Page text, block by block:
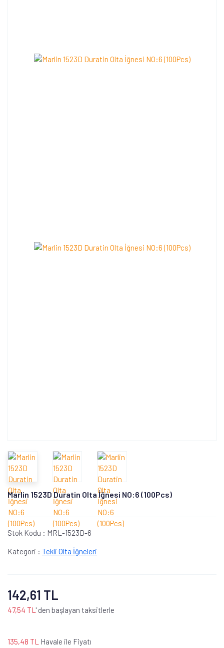
Marlin 1523D Duratin Olta İğnesi NO:6 (100Pcs)
Stok Kodu : MRL-1523D-6
Kategori : Tekli Olta İğneleri
142,61 TL
47,54 TL ' den başlayan taksitlerle
135,48 TL Havale ile Fiyatı